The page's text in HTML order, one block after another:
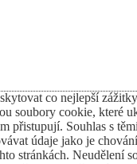
co nejlepší
soubory cookie, které
přistupují. Souhlas s
údaje jako je
stránkách. Neudělení